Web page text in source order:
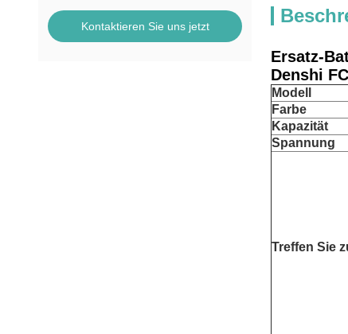
Kontaktieren Sie uns jetzt
Ersatz-
Denshi
Modell
Farbe
Kapazität
Spannung
Treffen Sie